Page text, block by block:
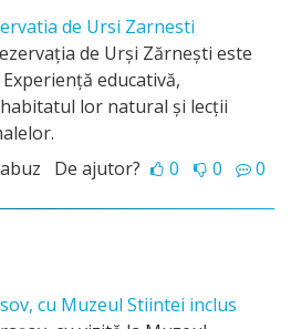
de Ursi Zarnesti
de Urși Zărnești este
educativă,
lor natural și lecții
De ajutor? 0 0 0
cu Muzeul Stiintei inclus